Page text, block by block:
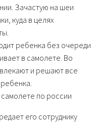
Зачастую на шеи
куда в целях
ребенка без очереди
в самолете. Во
и решают все
его сотруднику